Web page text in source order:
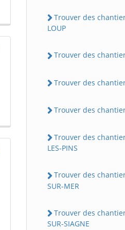
Trouver des
LOUP
Trouver des
Trouver des
Trouver des
Trouver des
LES-PINS
Trouver des
SUR-MER
Trouver des
SUR-SIAGNE